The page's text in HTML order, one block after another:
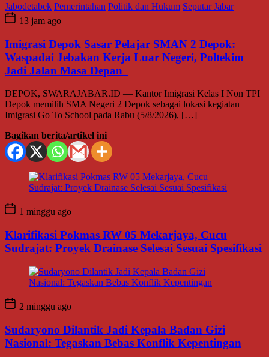
Jabodetabek Pemerintahan Politik dan Hukum Seputar Jabar
13 jam ago
Imigrasi Depok Sasar Pelajar SMAN 2 Depok:
Waspadai Jebakan Kerja Luar Negeri, Poltekim
Jadi Jalan Masa Depan
DEPOK, SWARAJABAR.ID — Kantor Imigrasi Kelas I Non TPI
Depok memilih SMA Negeri 2 Depok sebagai lokasi kegiatan
Imigrasi Go To School pada Rabu (5/8/2026), […]
Bagikan berita/artikel ini
1 minggu ago
Klarifikasi Pokmas RW 05 Mekarjaya, Cucu
Sudrajat: Proyek Drainase Selesai Sesuai Spesifikasi
2 minggu ago
Sudaryono Dilantik Jadi Kepala Badan Gizi
Nasional: Tegaskan Bebas Konflik Kepentingan